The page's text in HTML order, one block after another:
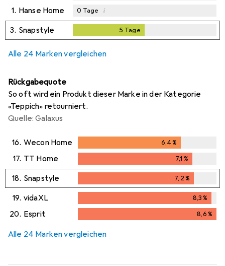
1. Hanse Home 0 Tage i
3. Snapstyle 5 Tage
Alle 24 Marken vergleichen
Rückgabequote
So oft wird ein Produkt dieser Marke in der Kategorie
«Teppich» retourniert.
Quelle: Galaxus
16. Wecon Home 6,4%
17. TT Home 7,1 %
18. Snapstyle 7,2%
7,2%
19. vidaXL 8,3%
8,3%
20. Esprit 8,6%
Alle 24 Marken vergleichen